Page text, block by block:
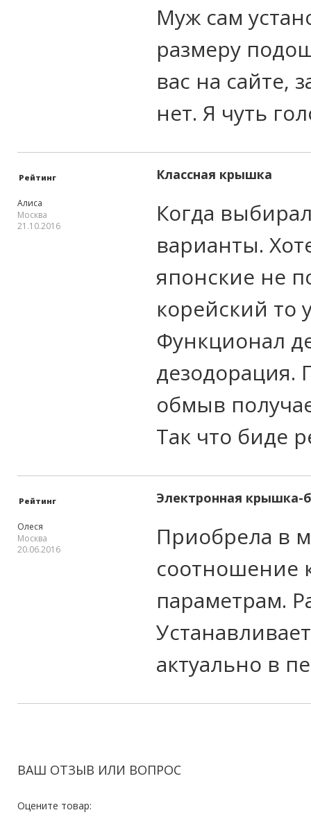
Муж сам
размеру
вас на сайте,
нет. Я чуть
Рейтинг Классная крышка
Алиса
Москва
21.10.2016
Когда
варианты.
японские не
корейский то
Функционал
дезодорация.
обмыв
Так что биде
Рейтинг Электронная крышка-
Олеся
Москва
20.06.2016
Приобрела в
соотношение
параметрам.
актуально в
ВАШ ОТЗЫВ ИЛИ ВОПРОС
Оцените товар: